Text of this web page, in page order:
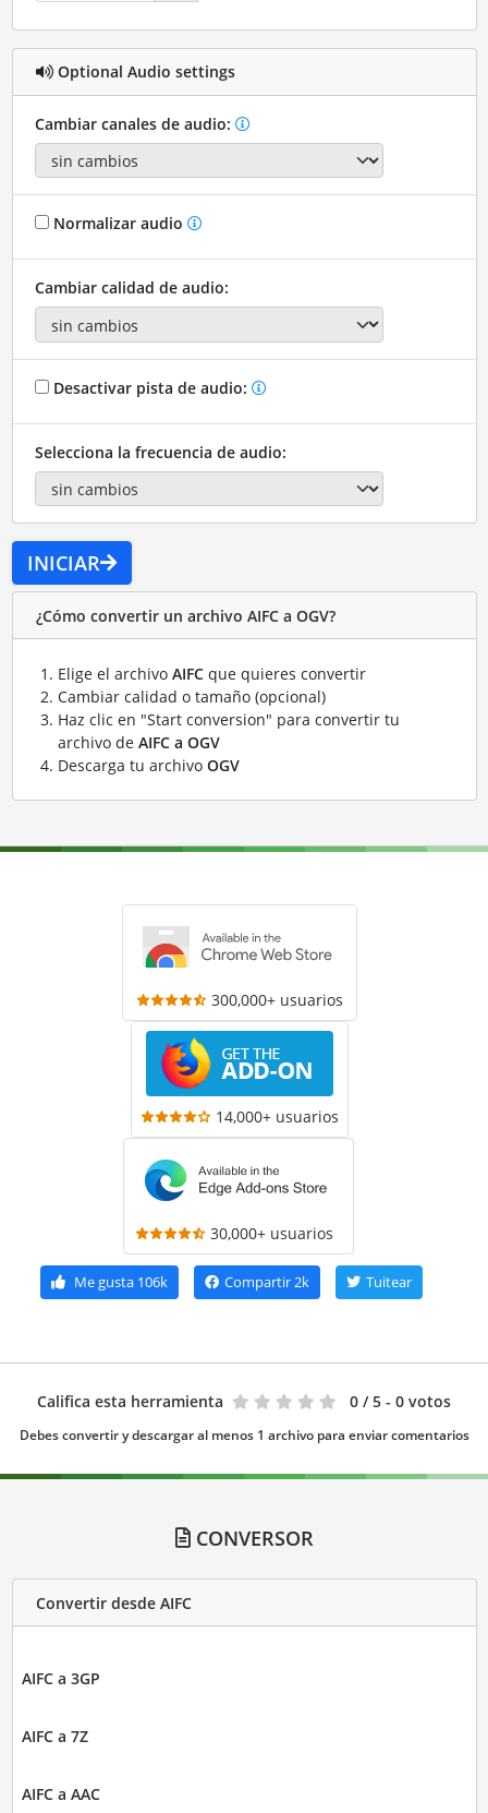
Optional Audio settings
Cambiar canales de audio:
Normalizar audio
Cambiar calidad de audio:
Desactivar pista de audio:
Selecciona la frecuencia de audio:
INICIAR
¿Cómo convertir un archivo AIFC a OGV?
Elige el archivo AIFCque quieres convertir
Cambiar calidad o tamaño (opcional)
Haz clic en "Start conversion" para convertir tu
archivo de AIFC a OGV
Descarga tu archivo OGV
300,000+ usuarios
14,000+ usuarios
30,000+ usuarios
Me gusta106k Compartir2k Tuitear
Califica esta herramienta 0 / 5 - 0 votos
Debes convertir y descargar al menos 1 archivo para enviar comentarios
CONVERSOR
Convertir desde AIFC
AIFC a 3GP
AIFC a 7Z
AIFC a AAC